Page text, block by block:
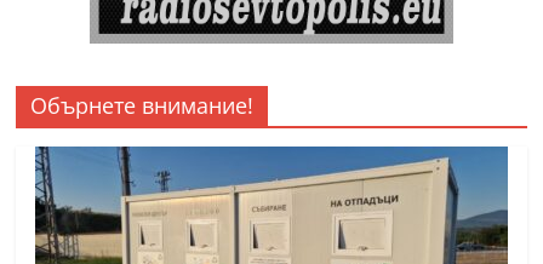
Обърнете внимание!